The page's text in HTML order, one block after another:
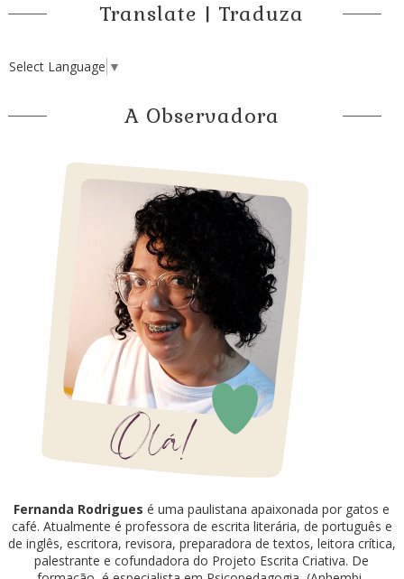
Translate | Traduza
Select Language ▼
A Observadora
Fernanda Rodrigues é uma paulistana apaixonada por gatos e
café. Atualmente é professora de escrita literária, de português e
de inglês, escritora, revisora, preparadora de textos, leitora crítica,
palestrante e cofundadora do Projeto Escrita Criativa. De